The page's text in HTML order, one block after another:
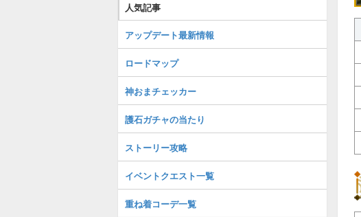
人気記事
アップデート最新情報
ロードマップ
神おまチェッカー
護石ガチャの当たり
ストーリー攻略
イベントクエスト一覧
重ね着コーデ一覧